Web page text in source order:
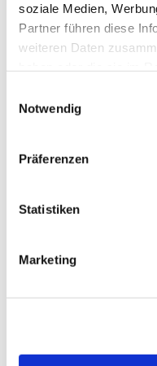
soziale Medien,
Partner führen diese
weiteren Daten
Notwendig
Präferenzen
Statistiken
Marketing
Dies